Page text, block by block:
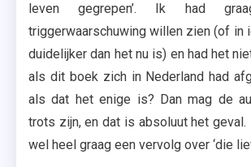
leven gegrepen’. Ik had
triggerwaarschuwing willen zien (of in
duidelijker dan het nu is) en had het
als dit boek zich in Nederland had
als dat het enige is? Dan mag de
trots zijn, en dat is absoluut het geval.
wel heel graag een vervolg over ‘die